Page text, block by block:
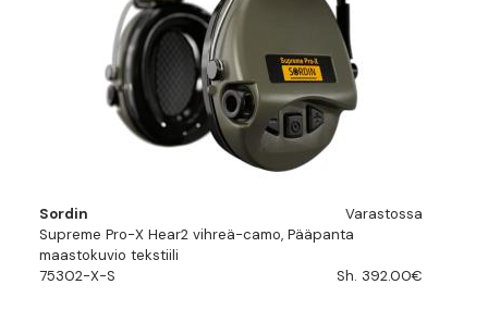
Sordin
Varastossa
Supreme Pro-X Hear2 vihreä-camo, Pääpanta
maastokuvio tekstiili
75302-X-S
Sh. 392.00€